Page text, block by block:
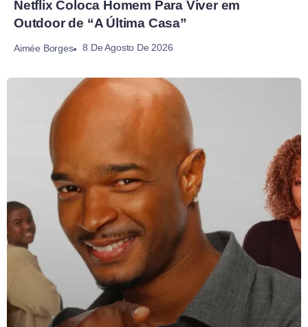
Netflix Coloca Homem Para Viver em
Outdoor de “A Última Casa”
Aimée Borges 8 De Agosto De 2026